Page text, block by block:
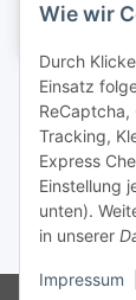
Wie wir
Durch
Einsatz
ReCaptcha,
Tracking,
Express
Einstellung
unten).
in unserer
Impressum
* inkl. gesetzl.